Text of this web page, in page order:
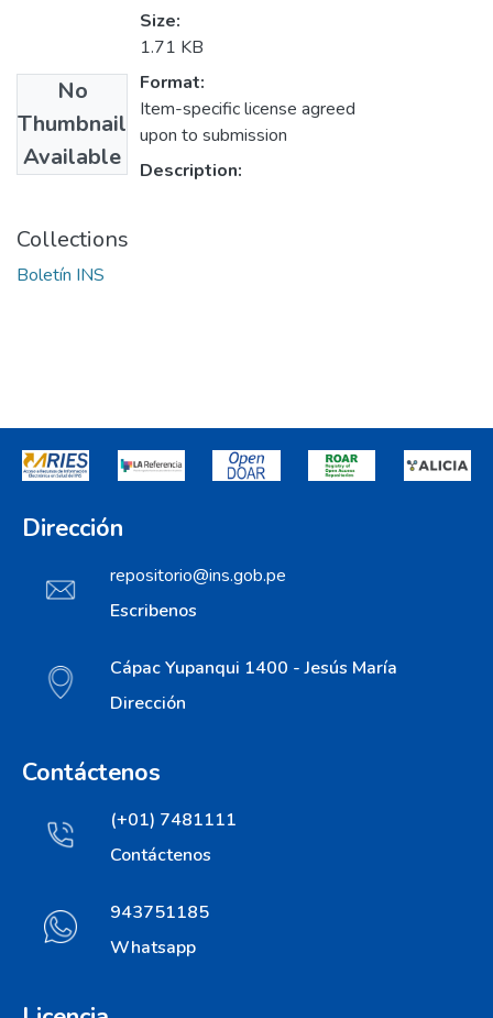
No
Thumbnail
Available
Size:
1.71 KB
Format:
Item-specific license agreed
upon to submission
Description:
Collections
Boletín INS
Dirección
repositorio@ins.gob.pe
Escribenos
Cápac Yupanqui 1400 - Jesús María
Dirección
Contáctenos
(+01) 7481111
Contáctenos
943751185
Whatsapp